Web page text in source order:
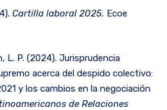
Cartilla laboral 2025. Ecoe
L. P. (2024). Jurisprudencia
acerca del despido colectivo:
y los cambios en la negociación
de Relaciones